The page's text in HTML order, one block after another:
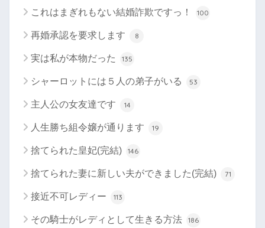
これはまぎれもない結婚詐欺ですっ！ 100
再婚承認を要求します 8
実は私が本物だった 135
シャーロットには５人の弟子がいる 53
主人公の女友達です 14
人生勝ち組令嬢が通ります 19
捨てられた皇妃(完結) 146
捨てられた妻に新しい夫ができました(完結) 71
接近不可レディー 113
その騎士がレディとして生きる方法 186